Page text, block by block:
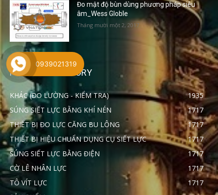
Đo mật độ bùn dùng phương pháp siêu
âm_Wess Globle
Tháng mười một 2, 2017
POPULAR CATEGORY
KHÁC (ĐO LƯỜNG - KIỂM TRA)
1935
SÚNG SIẾT LỰC BẰNG KHÍ NÉN
1717
THIẾT BỊ ĐO LỰC CĂNG BU LÔNG
1717
THIẾT BỊ HIỆU CHUẨN DỤNG CỤ SIẾT LỰC
1717
SÚNG SIẾT LỰC BẰNG ĐIỆN
1717
CỜ LÊ NHÂN LỰC
1717
TÔ VÍT LỰC
1717
0939021319